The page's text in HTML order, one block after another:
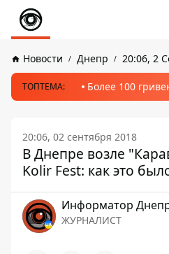
Новости Днепр 20:06, 2
ТОПТЕМА: Более 100
20:06, 02 сентября 2018
В Днепре возле
Kolir Fest: как это
Информатор
ЖУРНАЛИСТ